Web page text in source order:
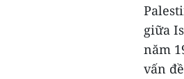
giữa
năm
vấn